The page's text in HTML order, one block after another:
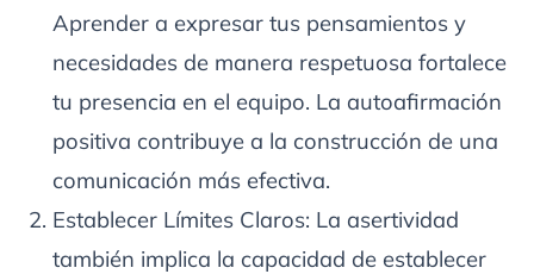
Aprender a expresar tus pensamientos y
necesidades de manera respetuosa fortalece
tu presencia en el equipo. La autoafirmación
positiva contribuye a la construcción de una
comunicación más efectiva.
Establecer Límites Claros: La asertividad
también implica la capacidad de establecer